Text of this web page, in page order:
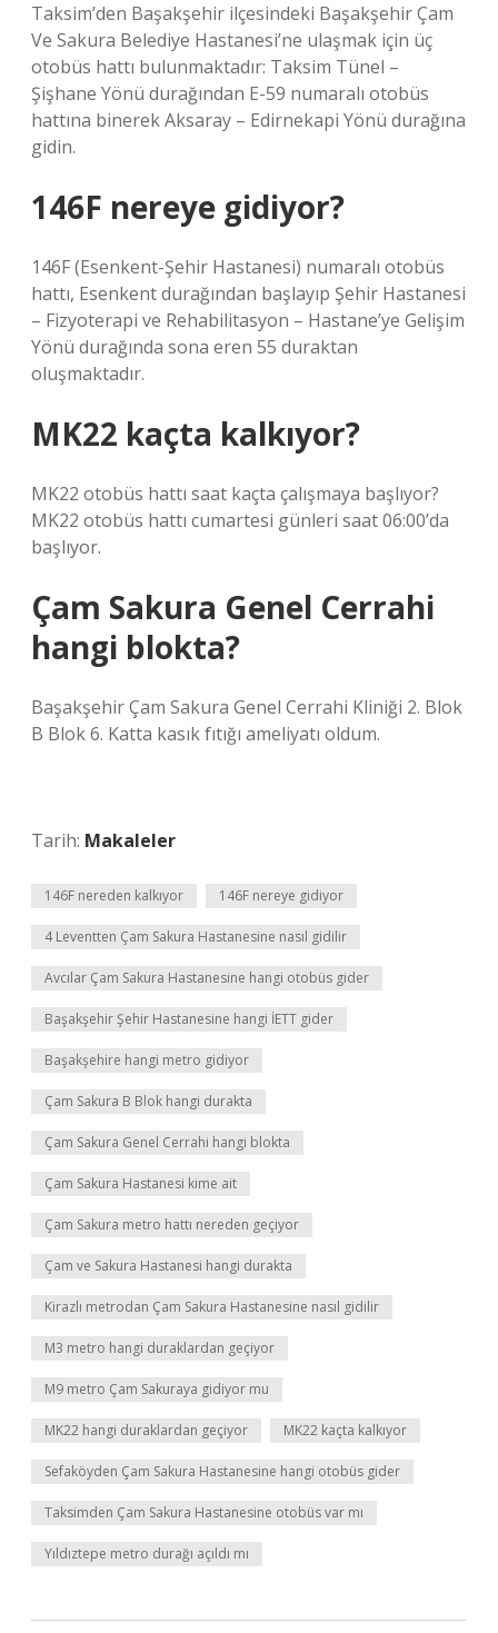
Taksim’den Başakşehir ilçesindeki Başakşehir Çam
Ve Sakura Belediye Hastanesi’ne ulaşmak için üç
otobüs hattı bulunmaktadır: Taksim Tünel –
Şişhane Yönü durağından E-59 numaralı otobüs
hattına binerek Aksaray – Edirnekapi Yönü durağına
gidin.
146F nereye gidiyor?
146F (Esenkent-Şehir Hastanesi) numaralı otobüs
hattı, Esenkent durağından başlayıp Şehir Hastanesi
– Fizyoterapi ve Rehabilitasyon – Hastane’ye Gelişim
Yönü durağında sona eren 55 duraktan
oluşmaktadır.
MK22 kaçta kalkıyor?
MK22 otobüs hattı saat kaçta çalışmaya başlıyor?
MK22 otobüs hattı cumartesi günleri saat 06:00’da
başlıyor.
Çam Sakura Genel Cerrahi
hangi blokta?
Başakşehir Çam Sakura Genel Cerrahi Kliniği 2. Blok
B Blok 6. Katta kasık fıtığı ameliyatı oldum.
Tarih: Makaleler
146F nereden kalkıyor 146F nereye gidiyor
4 Leventten Çam Sakura Hastanesine nasıl gidilir
Avcılar Çam Sakura Hastanesine hangi otobüs gider
Başakşehir Şehir Hastanesine hangi İETT gider
Başakşehire hangi metro gidiyor
Çam Sakura B Blok hangi durakta
Çam Sakura Genel Cerrahi hangi blokta
Çam Sakura Hastanesi kime ait
Çam Sakura metro hattı nereden geçiyor
Çam ve Sakura Hastanesi hangi durakta
Kirazlı metrodan Çam Sakura Hastanesine nasıl gidilir
M3 metro hangi duraklardan geçiyor
M9 metro Çam Sakuraya gidiyor mu
MK22 hangi duraklardan geçiyor MK22 kaçta kalkıyor
Sefaköyden Çam Sakura Hastanesine hangi otobüs gider
Taksimden Çam Sakura Hastanesine otobüs var mı
Yıldıztepe metro durağı açıldı mı